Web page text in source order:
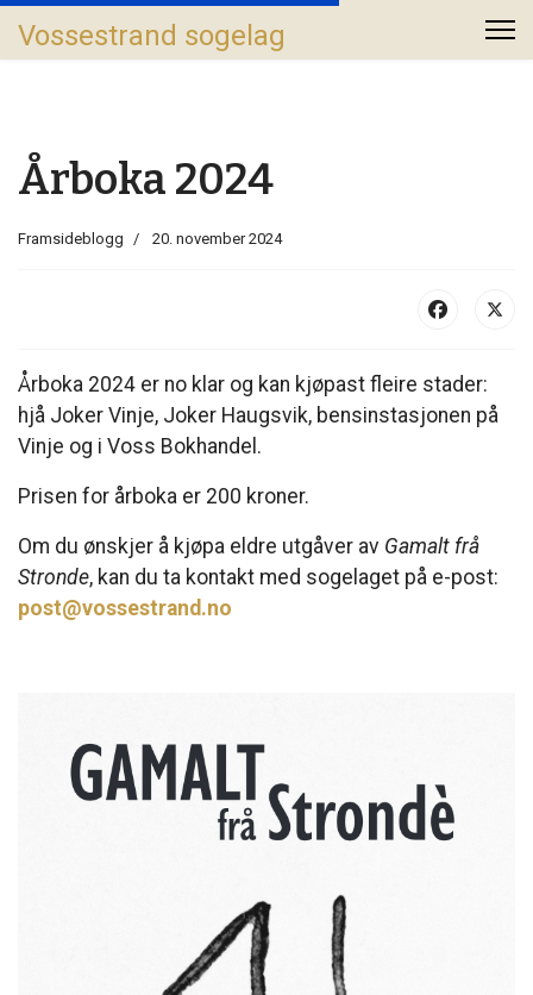
Vossestrand sogelag
Årboka 2024
Framsideblogg 20. november 2024
Årboka 2024 er no klar og kan kjøpast fleire stader:
hjå Joker Vinje, Joker Haugsvik, bensinstasjonen på
Vinje og i Voss Bokhandel.
Prisen for årboka er 200 kroner.
Om du ønskjer å kjøpa eldre utgåver av Gamalt frå
Stronde, kan du ta kontakt med sogelaget på e-post:
post@vossestrand.no